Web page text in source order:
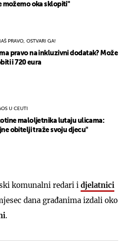
možemo oka sklopiti"
PRAVO, OSTVARI GA!
pravo na inkluzivni dodatak? Može
i 720 eura
U CEUTI
maloljetnika lutaju ulicama:
obitelji traže svoju djecu"
komunalni redari i djelatnici
dana građanima izdali oko
.